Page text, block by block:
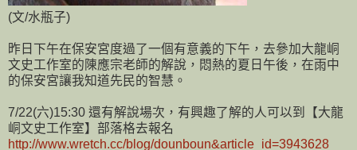
(文/水瓶子)
昨日下午在保安宮度過了一個有意義的下午，去參加大龍峒
文史工作室的陳應宗老師的解說，悶熱的夏日午後，在雨中
的保安宮讓我知道先民的智慧。
7/22(六)15:30 還有解說場次，有興趣了解的人可以到【大龍
峒文史工作室】部落格去報名
http://www.wretch.cc/blog/dounboun&article_id=3943628